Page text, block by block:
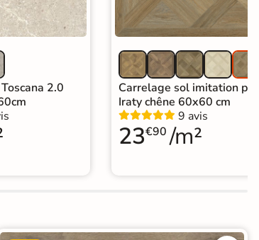
2.0
Carrelage sol imitation
Iraty chêne 60x60 cm
9 avis
23€90 /m²